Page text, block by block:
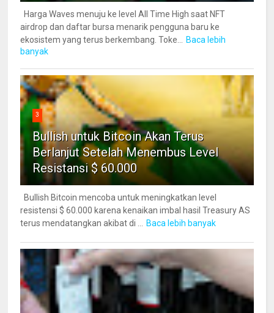
Harga Waves menuju ke level All Time High saat NFT
airdrop dan daftar bursa menarik pengguna baru ke
ekosistem yang terus berkembang. Toke... Baca lebih
banyak
3
Bullish untuk Bitcoin Akan Terus
Berlanjut Setelah Menembus Level
Resistansi $ 60.000
Bullish Bitcoin mencoba untuk meningkatkan level
resistensi $ 60.000 karena kenaikan imbal hasil Treasury AS
terus mendatangkan akibat di ... Baca lebih banyak